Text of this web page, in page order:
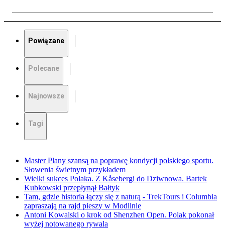
Powiązane
Polecane
Najnowsze
Tagi
Master Plany szansą na poprawę kondycji polskiego sportu.
Słowenia świetnym przykładem
Wielki sukces Polaka. Z Kåsebergi do Dziwnowa. Bartek
Kubkowski przepłynął Bałtyk
Tam, gdzie historia łączy się z naturą - TrekTours i Columbia
zapraszają na rajd pieszy w Modlinie
Antoni Kowalski o krok od Shenzhen Open. Polak pokonał
wyżej notowanego rywala